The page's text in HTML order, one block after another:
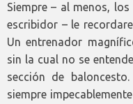
Siempre – al menos,
escribidor – le
Un entrenador
sin la cual no se
sección de
siempre